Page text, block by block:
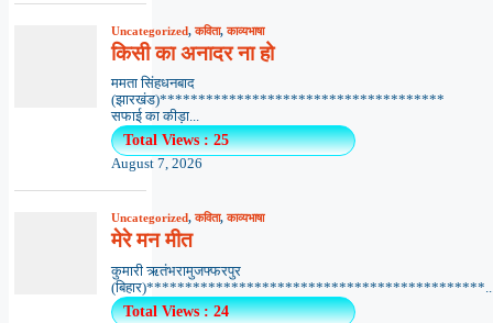
Uncategorized,कविता,काव्यभाषा
किसी का अनादर ना हो
ममता सिंहधनबाद
(झारखंड)*************************************
सफाई का कीड़ा...
Total Views : 25
August 7, 2026
Uncategorized,कविता,काव्यभाषा
मेरे मन मीत
कुमारी ऋतंभरामुजफ्फरपुर
Total Views : 24